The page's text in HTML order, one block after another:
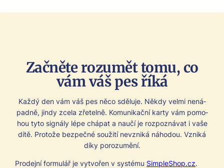
Začněte rozumět tomu, co
vám váš pes říká
Každý den vám váš pes něco sdělu­je. Někdy vel­mi nená­
pad­ně, jindy zcela zřetel­ně. Komu­nikační kar­ty vám pomo­
hou tyto signá­ly lépe chá­pat a naučí je rozpozná­vat i vaše
dítě. Pro­tože bezpečné soužití nevzniká náhodou. Vzniká
díky porozumění.
Prode­jní for­mulář je vytvořen v sys­té­mu SimpleShop.cz.